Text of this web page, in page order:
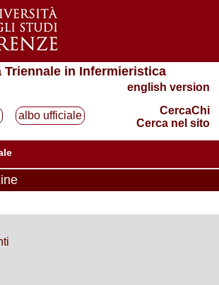
Triennale in Infermieristica
english version
albo ufficiale
CercaChi
Cerca nel sito